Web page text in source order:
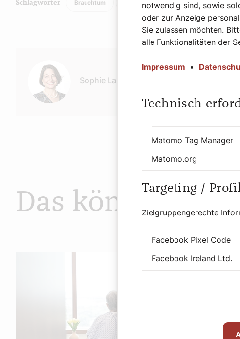
Schlagwörter Brauchtum Religion
Sophie Lauringer
Das könnte Sie
notwendig sind, sowie
oder zur Anzeige
Sie zulassen möchten.
alle Funktionalitäten der
Impressum •
Technisch
Matomo Tag Manager
Matomo.org
Targeting /
Zielgruppengerechte
Facebook Pixel Code
Facebook Ireland Ltd.